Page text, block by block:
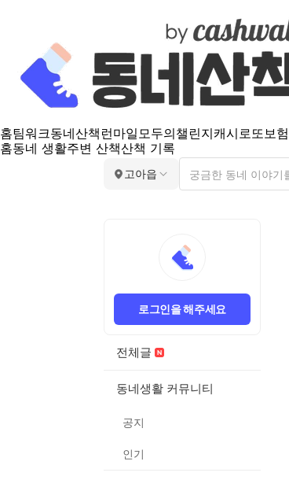
홈팀워크동네산책 런마일모두의챌린지캐시로또보험
홈동네 생활주변 산책산책 기록
고아읍
로그인을 해주세요
전체글
동네생활 커뮤니티
공지
인기